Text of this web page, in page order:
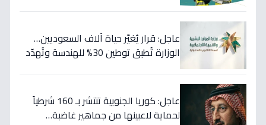
عاجل: قرار يُغيّر حياة آلاف السعوديين…
الوزارة تُطبق توطين 30% للهندسة وتُهدّد
عاجل: كوريا الجنوبية تنتشر بـ 160 شرطياً
لحماية لاعبينها من جماهير غاضبة…